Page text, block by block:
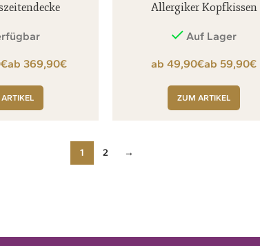
€ €
Allergiker Kopfkissen
Auf Lager
€ €
ZUM ARTIKEL
1 2 →